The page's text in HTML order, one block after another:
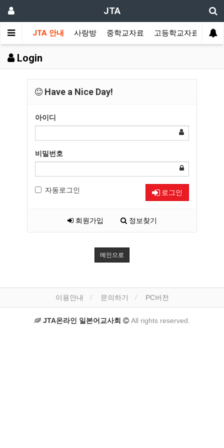
JTA
JTA 안내 사랑방 중학교자료 고등학교자료 멀
Login
Have a Nice Day!
아이디
비밀번호
자동로그인 로그인
회원가입 정보찾기
메인으로
이용안내 문의하기 PC버전
JTA온라인 일본어교사회 All rights reserved.